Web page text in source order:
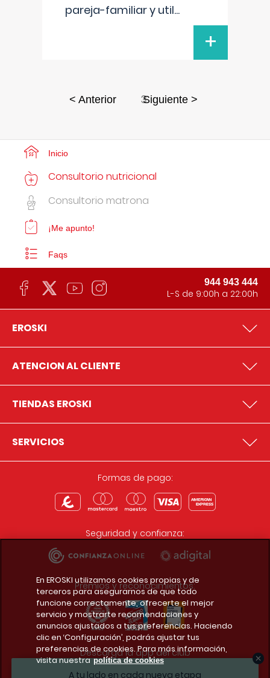
pareja-familiar y util...
+
< Anterior 3Siguiente >
A tu lado en cada nueva etapa
Inicio
Consultorio nutricional
Consultorio matrona
¡Me apunto!
Faqs
944 943 444
L-S de 9:00h a 22:00h
EROSKI
ATENCION AL CLIENTE
TIENDAS EROSKI
SERVICIOS
Formas de pago:
Seguridad y confianza:
Premios y reconocimientos:
Descarga la app del club
En EROSKI utilizamos cookies propias y de
terceros para asegurarnos de que todo
funcione correctamente, ofrecerte el mejor
servicio y mostrarte recomendaciones y
anuncios ajustados a tus preferencias. Haciendo
clic en ‘Configuración’, podrás ajustar tus
preferencias de cookies. Para más información,
visita nuestra política de cookies